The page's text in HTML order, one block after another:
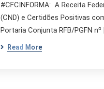
#CFCINFORMA: A Receita
(CND) e Certidões Positivas
Portaria Conjunta RFB/PGFN nº
Read More